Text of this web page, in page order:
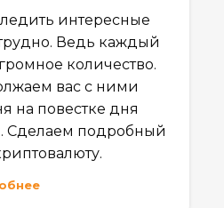
интересные
Ведь каждый
количество.
вас с ними
на повестке дня
Сделаем подробный